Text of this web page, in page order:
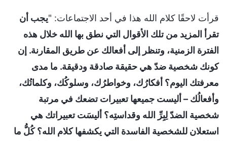
قرأت لاحقًا كلام الله هذا في أحد الاجتماعات: "يجب أن
تقرأ المزيد من تلك الأقوال التي نطق بها الله خلال هذه
الفترة الزمنية، وتنظر إلى أفعالك عن طريق المقارنة. إن
كونك شخصية ضدّ هي حقيقة صادقة ودقيقة. ما مدى
معرفتك اليوم؟ أفكارُك، وخواطرُك، وسلوكُك، وكلماتُك،
وأفعالُك – أليست جميعها تعبيرات تضعك في مرتبة
شخصية الضدّ لِبِرِّ الله وقداستِه؟ أليسَت تعبيراتك هي
استعلان للشخصية الفاسدة التي يكشفها كلام الله؟ كُلُّ ما